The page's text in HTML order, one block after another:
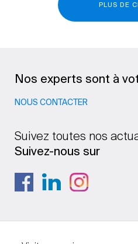
PLUS DE
Nos experts sont à
NOUS CONTACTER
Suivez toutes nos
Suivez-nous sur